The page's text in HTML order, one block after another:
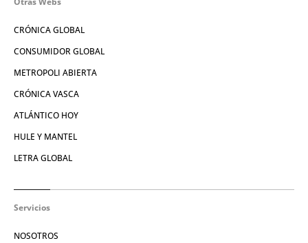
CRÓNICA GLOBAL
CONSUMIDOR GLOBAL
METROPOLI ABIERTA
CRÓNICA VASCA
ATLÁNTICO HOY
HULE Y MANTEL
LETRA GLOBAL
Servicios
NOSOTROS